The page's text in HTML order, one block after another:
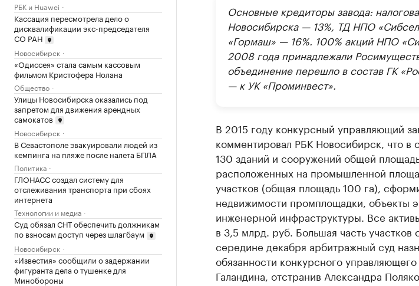
РБК и Huawei
Кассация пересмотрела дело о
дисквалификации экс-председателя
СО РАН
Новосибирск
«Одиссея» стала самым кассовым
фильмом Кристофера Нолана
Общество
Улицы Новосибирска оказались под
запретом для движения арендных
самокатов
Новосибирск
В Севастополе эвакуировали людей из
кемпинга на пляже после налета БПЛА
Политика
ГЛОНАСС создал систему для
отслеживания транспорта при сбоях
интернета
Технологии и медиа
Суд обязал СНТ обеспечить должникам
по взносам доступ через шлагбаум
Новосибирск
«Известия» сообщили о задержании
фигуранта дела о тушенке для
Минобороны
Основные кредиторы завода:
Новосибирска — 13%, ТД НПО
«Гормаш» — 16%. 100% акций НПО
2008 года принадлежали
объединение перешло в состав ГК
— к УК «Проминвест».
В 2015 году конкурсный управляющий
комментировал РБК Новосибирск, что в
130 зданий и сооружений общей
расположенных на промышленной
участков (общая площадь 100 га),
недвижимости промплощадки, объекты
инженерной инфраструктуры. Все
в 3,5 млрд. руб. Большая часть участков
середине декабря арбитражный суд
обязанности конкурсного
Галандина, отстранив Александра